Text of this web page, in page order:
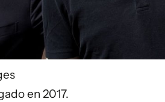
en 2017.